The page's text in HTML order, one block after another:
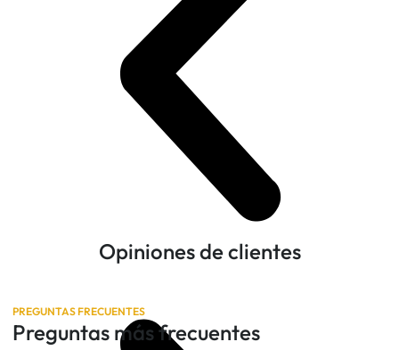
Opiniones de clientes
PREGUNTAS FRECUENTES
Preguntas más frecuentes